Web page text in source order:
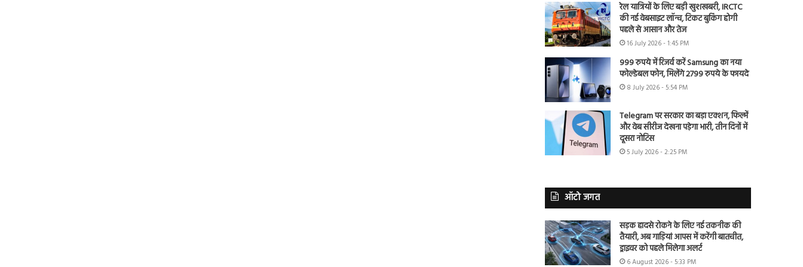
रेल यात्रियों के लिए बड़ी खुशखबरी, IRCTC
की नई वेबसाइट लॉन्च, टिकट बुकिंग होगी
पहले से आसान और तेज
16 July 2026 - 1:45 PM
999 रुपये में रिजर्व करें Samsung का नया
फोल्डेबल फोन, मिलेंगे 2799 रुपये के फायदे
8 July 2026 - 5:54 PM
Telegram पर सरकार का बड़ा एक्शन, फिल्में
और वेब सीरीज देखना पड़ेगा भारी, तीन दिनों में
दूसरा नोटिस
5 July 2026 - 2:25 PM
ऑटो जगत
सड़क हादसे रोकने के लिए नई तकनीक की
तैयारी, अब गाड़ियां आपस में करेंगी बातचीत,
ड्राइवर को पहले मिलेगा अलर्ट
6 August 2026 - 5:33 PM